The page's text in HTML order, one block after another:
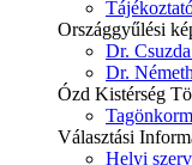
Országgyűlési
Dr.
Dr.
Ózd Kistérség
Választási
Helyi